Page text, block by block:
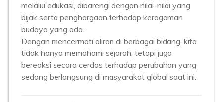
melalui edukasi, dibarengi dengan nilai-nilai yang
bijak serta penghargaan terhadap keragaman
budaya yang ada.
Dengan mencermati aliran di berbagai bidang, kita
tidak hanya memahami sejarah, tetapi juga
bereaksi secara cerdas terhadap perubahan yang
sedang berlangsung di masyarakat global saat ini.